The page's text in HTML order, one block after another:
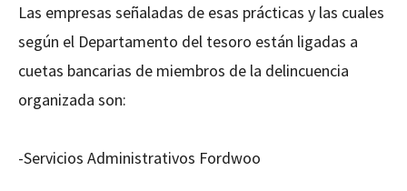
Las empresas señaladas de esas prácticas y las cuales
según el Departamento del tesoro están ligadas a
cuetas bancarias de miembros de la delincuencia
organizada son:
-Servicios Administrativos Fordwoo